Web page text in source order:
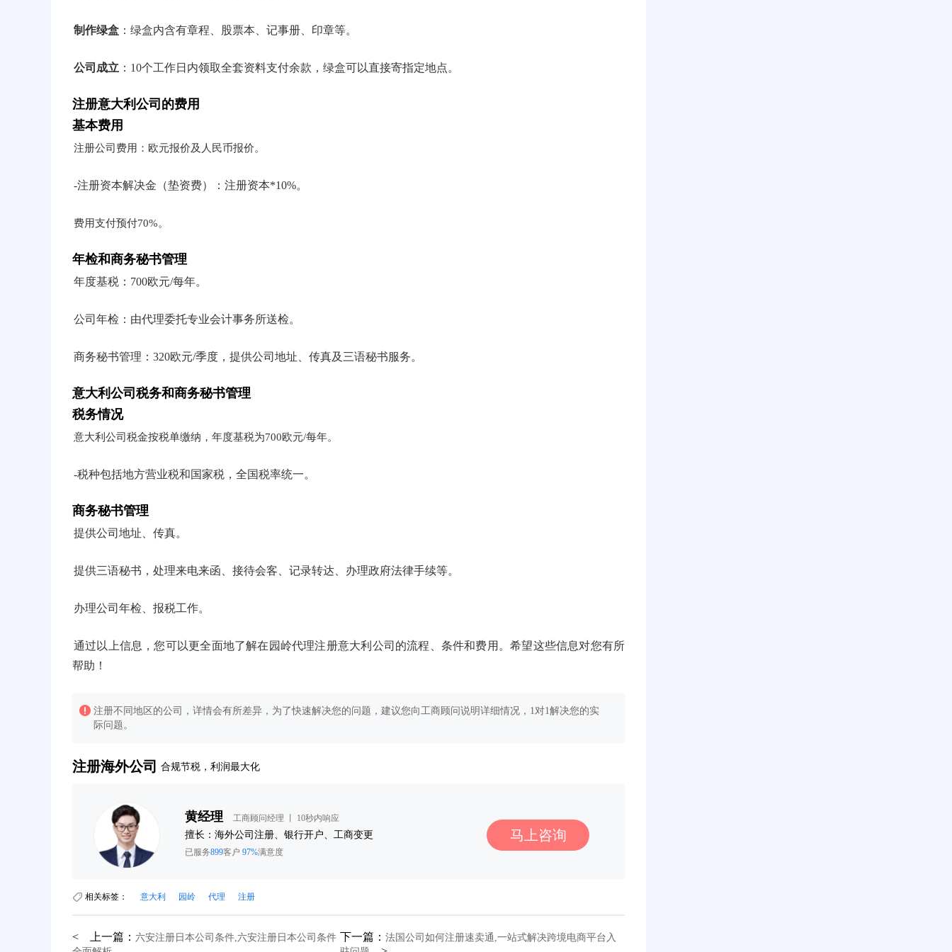
制作绿盒 ：绿盒内含有章程、股票本、记事册、印章等。
公司成立 ：10个工作日内领取全套资料支付余款，绿盒可以直接寄指定地点。
注册意大利公司的费用
基本费用
注册公司费用：欧元报价及人民币报价。
-注册资本解决金（垫资费）：注册资本*10%。
费用支付预付70%。
年检和商务秘书管理
年度基税：700欧元/每年。
公司年检：由代理委托专业会计事务所送检。
商务秘书管理：320欧元/季度，提供公司地址、传真及三语秘书服务。
意大利公司税务和商务秘书管理
税务情况
意大利公司税金按税单缴纳，年度基税为700欧元/每年。
-税种包括地方营业税和国家税，全国税率统一。
商务秘书管理
提供公司地址、传真。
提供三语秘书，处理来电来函、接待会客、记录转达、办理政府法律手续等。
办理公司年检、报税工作。
通过以上信息，您可以更全面地了解在园岭代理注册意大利公司的流程、条件和费用。希望这些信息对您有所
帮助！
注册不同地区的公司，详情会有所差异，为了快速解决您的问题，建议您向工商顾问说明详细情况，1对1解决您的实
际问题。
注册海外公司 合规节税，利润最大化
黄经理 工商顾问经理 丨 10秒内响应
擅长：海外公司注册、银行开户、工商变更
已服务899客户 97%满意度
马上咨询
相关标签： 意大利 园岭 代理 注册
< 上一篇： 六安注册日本公司条件,六安注册日本公司条件 下一篇： 法国公司如何注册速卖通,一站式解决跨境电商平台入
3分钟前用户提问：